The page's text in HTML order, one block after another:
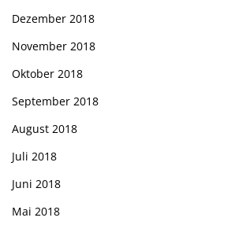
Dezember 2018
November 2018
Oktober 2018
September 2018
August 2018
Juli 2018
Juni 2018
Mai 2018